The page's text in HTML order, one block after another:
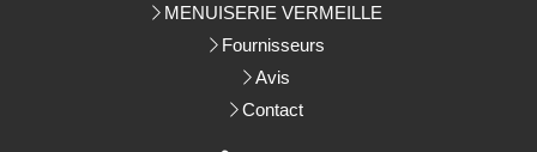
MENUISERIE VERMEILLE
Fournisseurs
Avis
Contact